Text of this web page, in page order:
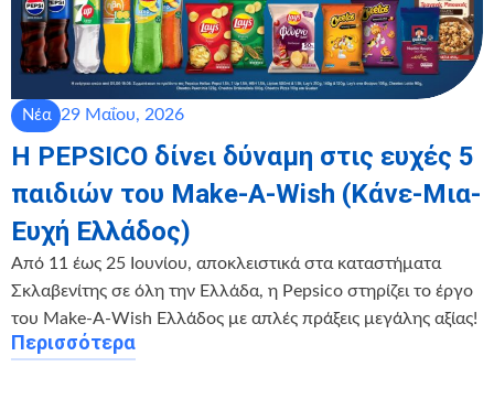
Νέα 29 Μαΐου, 2026
Η PEPSICO δίνει δύναμη στις ευχές 5
παιδιών του Make-A-Wish (Κάνε-Μια-
Ευχή Ελλάδος)
Από 11 έως 25 Ιουνίου, αποκλειστικά στα καταστήματα
Σκλαβενίτης σε όλη την Ελλάδα, η Pepsico στηρίζει το έργο
του Make-A-Wish Ελλάδος με απλές πράξεις μεγάλης αξίας!
Περισσότερα